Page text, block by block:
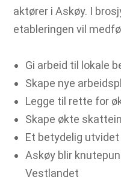
aktører i Askøy. I
etableringen vil
Gi arbeid til lokale
Skape nye
Legge til rette for
Skape økte
Et betydelig
Askøy blir
Vestlandet